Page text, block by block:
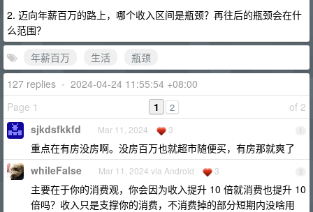
2. 迈向年薪百万的路上，哪个收入区间是瓶颈？再往后的瓶颈会在什
么范围？
年薪百万
生活
瓶颈
127 replies • 2024-04-24 11:55:54 +08:00
Page 1
of 2
1 2
1
sjkdsfkkfd Mar 11, 2024 3
重点在有房没房啊。没房百万也就超市随便买，有房那就爽了
2
whileFalse Mar 11, 2024 via Android 3
主要在于你的消费观，你会因为收入提升 10 倍就消费也提升 10
倍吗？收入只是支撑你的消费，不消费掉的部分短期内没啥用